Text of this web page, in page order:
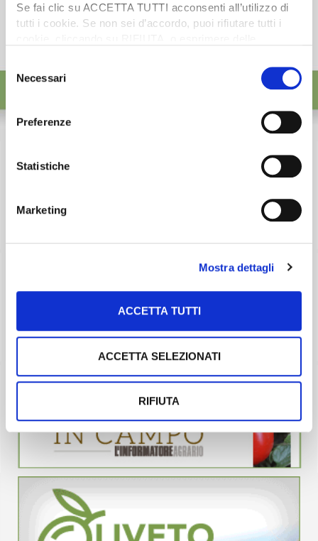
Se fai clic su ACCETTA TUTTI acconsenti all’utilizzo di
tutti i cookie. Se non sei d’accordo, puoi rifiutare tutti i
desideri accettare e cliccando ACCETTA SELEZIONATI.
delNecessari
Preferenze
Statistiche
Marketing
Mostra dettagli
ACCETTA TUTTI
ACCETTA SELEZIONATI
RIFIUTA